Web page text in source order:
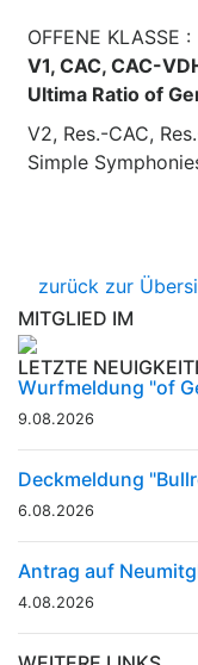
OFFENE KLASSE :
V1, CAC, CAC-
Ultima Ratio of
V2, Res.-CAC,
Simple
zurück zur
MITGLIED IM
LETZTE
Wurfmeldung "of
9.08.2026
Deckmeldung
6.08.2026
Antrag auf
4.08.2026